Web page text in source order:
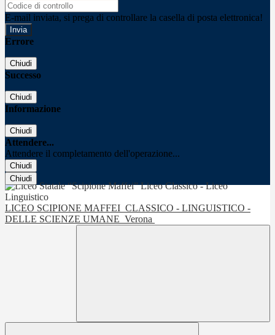
E-mail inviata, si prega di controllare la casella di posta elettronica!
Errore
Chiudi
Successo
Chiudi
Informazione
Chiudi
Attendere...
Attendere il completamento dell'operazione...
Chiudi
Chiudi
LICEO SCIPIONE MAFFEI CLASSICO - LINGUISTICO -
DELLE SCIENZE UMANE Verona